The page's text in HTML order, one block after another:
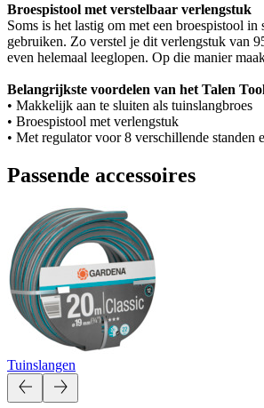
Broespistool met verstelbaar verlengstuk
Soms is het lastig om met een broespistool
gebruiken. Zo verstel je dit verlengstuk van
even helemaal leeglopen. Op die manier
Belangrijkste voordelen van het Talen
• Makkelijk aan te sluiten als tuinslangbroes
• Broespistool met verlengstuk
• Met regulator voor 8 verschillende standen
Passende accessoires
Tuinslangen